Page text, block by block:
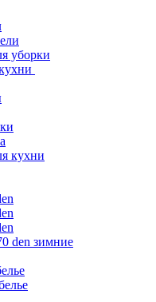
уборки
кухни
den зимние